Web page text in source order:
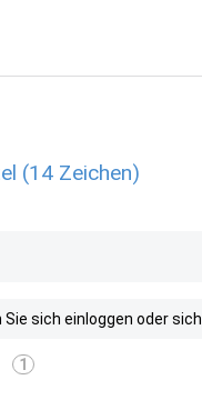
(14 Zeichen)
sich einloggen oder sich
1